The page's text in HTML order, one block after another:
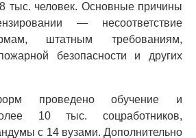
тыс. человек. Основные причины
— несоответствие
штатным требованиям,
безопасности и других
проведено обучение и
10 тыс. соцработников,
с 14 вузами. Дополнительно